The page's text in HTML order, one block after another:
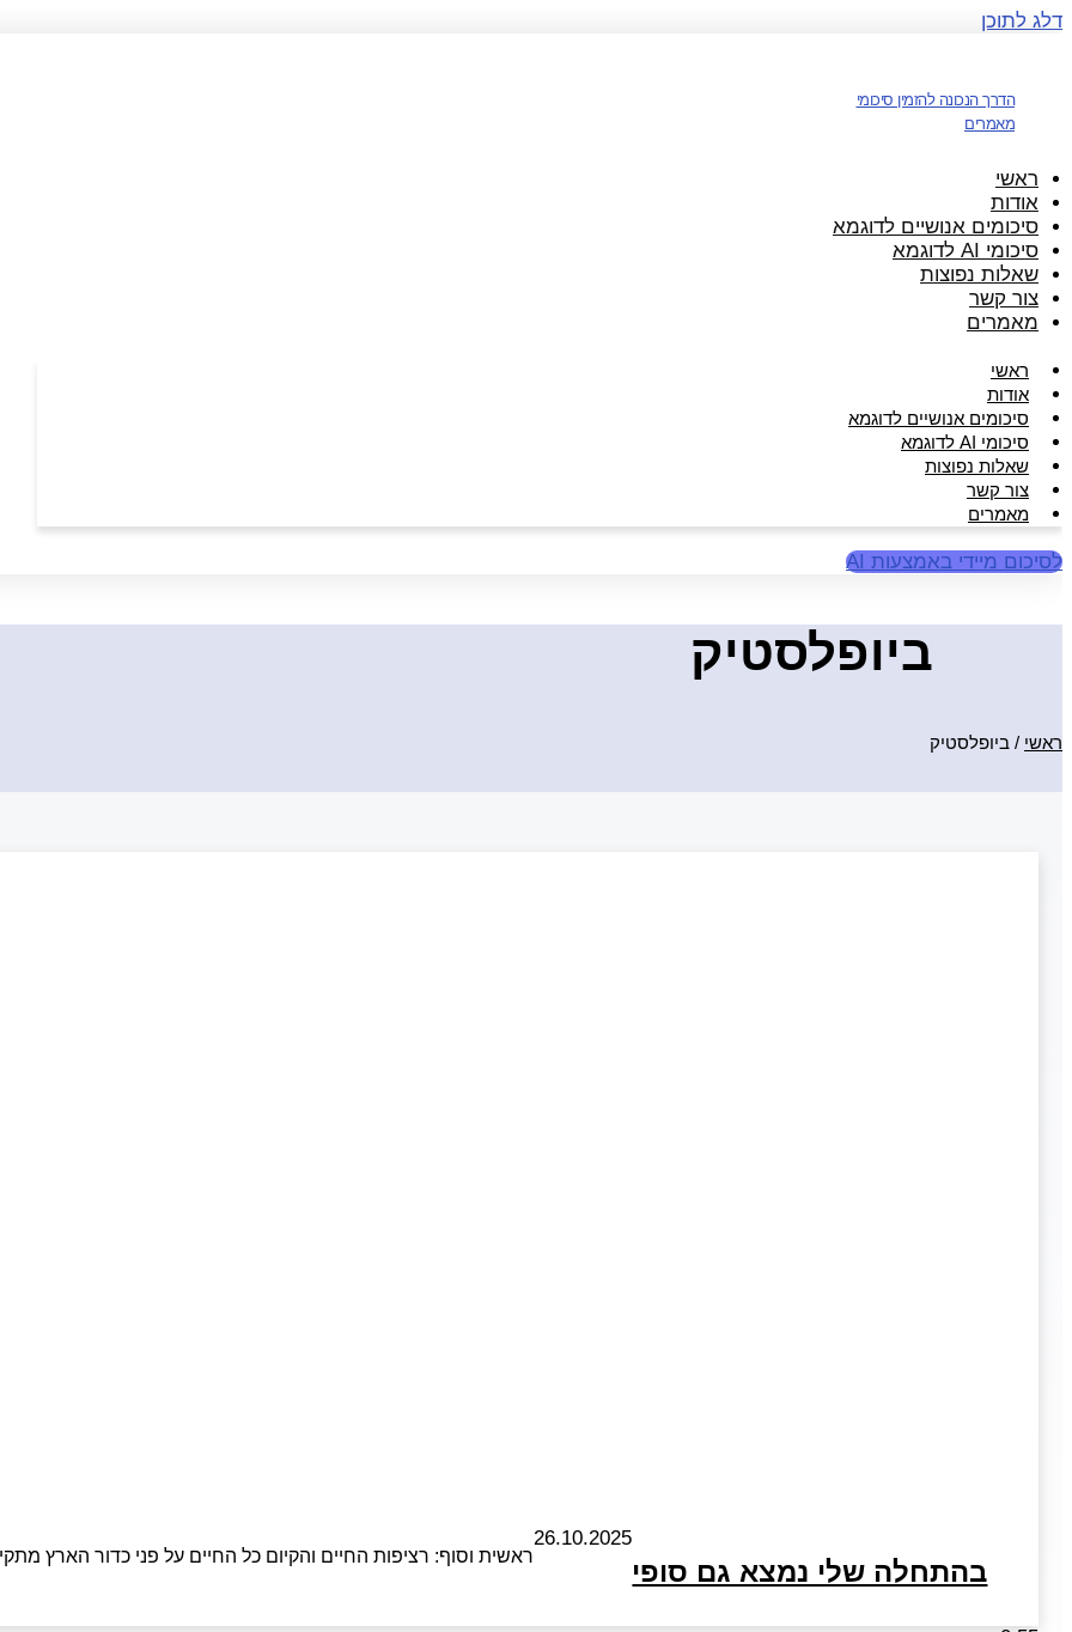
דלג לתוכן
הדרך הנכונה להזמין סיכומי
מאמרים
ראשי
אודות
סיכומים אנושיים לדוגמא
סיכומי AI לדוגמא
שאלות נפוצות
צור קשר
מאמרים
ראשי
אודות
סיכומים אנושיים לדוגמא
סיכומי AI לדוגמא
שאלות נפוצות
צור קשר
מאמרים
לסיכום מיידי באמצעות AI
ביופלסטיק
ראשי / ביופלסטיק
בהתחלה שלי נמצא גם סופי
26.10.2025
ראשית וסוף: רציפות החיים והקיום כל החיים על פני כדור הארץ